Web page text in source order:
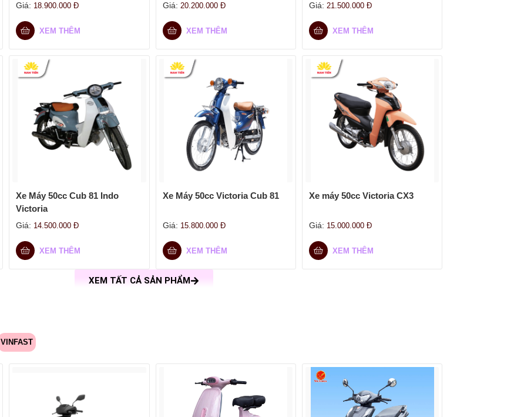
Giá: 18.900.000Đ
XEM THÊM
Giá: 20.200.000 Đ
XEM THÊM
Giá: 21.500.000 Đ
XEM THÊM
Xe Máy 50cc Cub 81 Indo
Victoria
Giá: 14.500.000Đ
XEM THÊM
Xe Máy 50cc Victoria Cub 81
Giá: 15.800.000 Đ
XEM THÊM
Xe máy 50cc Victoria CX3
Giá: 15.000.000 Đ
XEM THÊM
XEM TẤT CẢ SẢN PHẨM
VINFAST